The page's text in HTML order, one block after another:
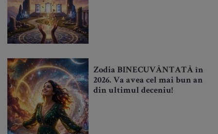
Zodia BINECUVÂNTATĂ în
2026. Va avea cel mai bun an
din ultimul deceniu!